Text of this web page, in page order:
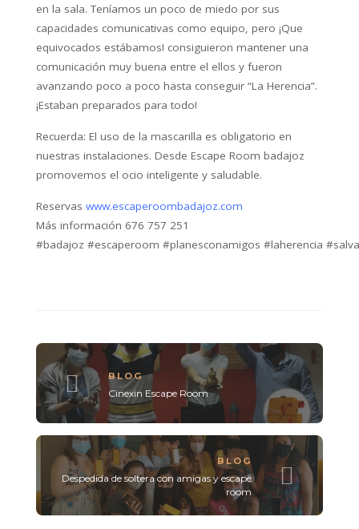
en la sala. Teníamos un poco de miedo por sus
capacidades comunicativas como equipo, pero ¡Que
equivocados estábamos! consiguieron mantener una
comunicación muy buena entre el ellos y fueron
avanzando poco a poco hasta conseguir “La Herencia”.
¡Estaban preparados para todo!
Recuerda: El uso de la mascarilla es obligatorio en
nuestras instalaciones. Desde Escape Room badajoz
promovemos el ocio inteligente y saludable.
Reservas‌ ‌‌ www.escaperoombadajoz.com
Más‌ ‌información‌ ‌676‌ ‌757‌ ‌251‌
#badajoz #escaperoom #planesconamigos #laherencia
BLOG
Cinexin Escape Room
BLOG
Despedida de soltera con amigas y escape
room